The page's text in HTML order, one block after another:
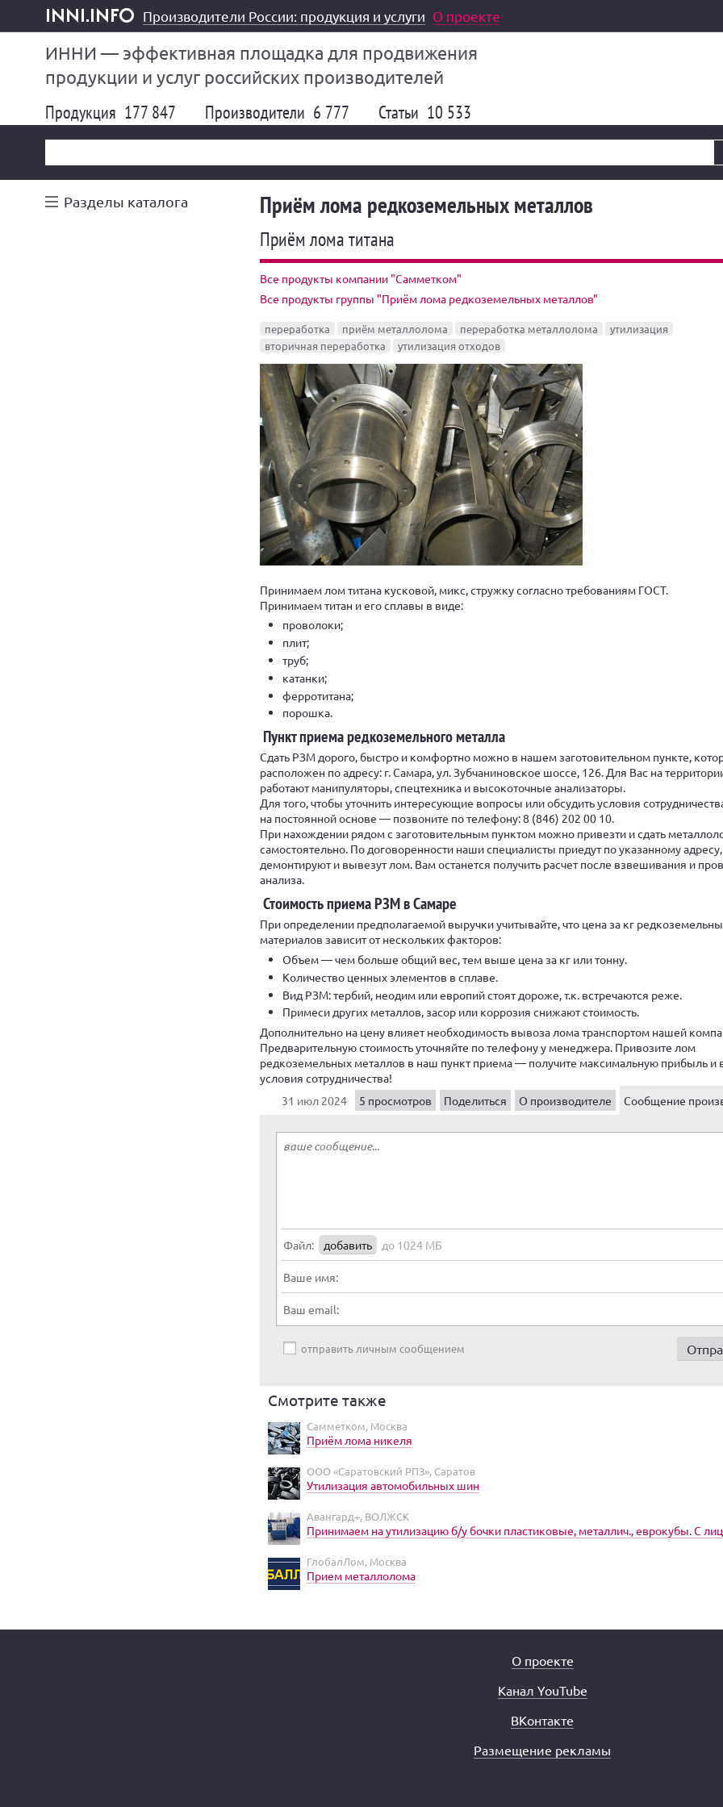
inni.info
Производители России: продукция и услуги О проекте
ИННИ — эффективная площадка для продвижения
продукции и услуг российских производителей
Продукция 177 847 Производители 6 777 Статьи 10 533
Разделы каталога Приём лома редкоземельных металлов
Приём лома титана
Все продукты компании "Самметком"
Все продукты группы "Приём лома редкоземельных металлов"
переработка приём металлолома переработка металлолома
утилизация
вторичная переработка
утилизация отходов
Принимаем лом титана кусковой, микс, стружку согласно требованиям ГОСТ.
Принимаем титан и его сплавы в виде:
проволоки;
плит;
труб;
катанки;
ферротитана;
порошка.
Пункт приема редкоземельного металла
Сдать РЗМ дорого, быстро и комфортно можно в нашем заготовительном пункте,
расположен по адресу: г. Самара, ул. Зубчаниновское шоссе, 126. Для Вас на
работают манипуляторы, спецтехника и высокоточные анализаторы.
Для того, чтобы уточнить интересующие вопросы или обсудить условия
на постоянной основе — позвоните по телефону: 8 (846) 202 00 10.
При нахождении рядом с заготовительным пунктом можно привезти и сдать
самостоятельно. По договоренности наши специалисты приедут по указанному адресу,
демонтируют и вывезут лом. Вам останется получить расчет после взвешивания и
анализа.
Стоимость приема РЗМ в Самаре
При определении предполагаемой выручки учитывайте, что цена за кг
материалов зависит от нескольких факторов:
Объем — чем больше общий вес, тем выше цена за кг или тонну.
Количество ценных элементов в сплаве.
Вид РЗМ: тербий, неодим или европий стоят дороже, т.к. встречаются реже.
Примеси других металлов, засор или коррозия снижают стоимость.
Дополнительно на цену влияет необходимость вывоза лома транспортом нашей
Предварительную стоимость уточняйте по телефону у менеджера. Привозите лом
редкоземельных металлов в наш пункт приема — получите максимальную прибыль и
условия сотрудничества!
31 июл 2024
5 просмотров Поделиться О производителе Сообщение
Файл: добавить до 1024 МБ
Ваше имя:
Ваш email:
отправить личным сообщением
Смотрите также
Самметком, Москва
Приём лома никеля
ООО «Саратовский РПЗ», Саратов
Утилизация автомобильных шин
Авангард+, ВОЛЖСК
Принимаем на утилизацию б/у бочки пластиковые, металлич., еврокубы. С
ГлобалЛом, Москва
Прием металлолома
О проекте
Канал YouTube
ВКонтакте
Размещение рекламы